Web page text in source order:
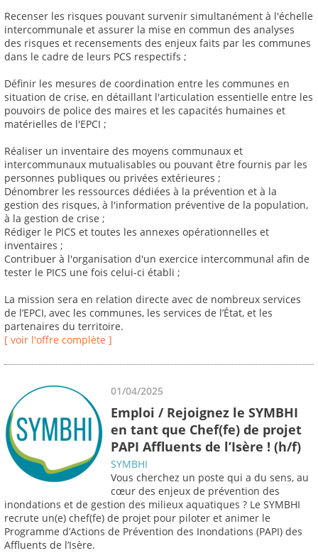
Recenser les risques pouvant survenir simultanément à l'échelle
intercommunale et assurer la mise en commun des analyses
des risques et recensements des enjeux faits par les communes
dans le cadre de leurs PCS respectifs ;
Définir les mesures de coordination entre les communes en
situation de crise, en détaillant l'articulation essentielle entre les
pouvoirs de police des maires et les capacités humaines et
matérielles de l'EPCI ;
Réaliser un inventaire des moyens communaux et
intercommunaux mutualisables ou pouvant être fournis par les
personnes publiques ou privées extérieures ;
Dénombrer les ressources dédiées à la prévention et à la
gestion des risques, à l'information préventive de la population,
à la gestion de crise ;
Rédiger le PICS et toutes les annexes opérationnelles et
inventaires ;
Contribuer à l'organisation d'un exercice intercommunal afin de
tester le PICS une fois celui-ci établi ;
La mission sera en relation directe avec de nombreux services
de l’EPCI, avec les communes, les services de l’État, et les
partenaires du territoire.
[ voir l'offre complète ]
01/04/2025
Emploi / Rejoignez le SYMBHI
en tant que Chef(fe) de projet
PAPI Affluents de l’Isère ! (h/f)
SYMBHI
Vous cherchez un poste qui a du sens, au
cœur des enjeux de prévention des
inondations et de gestion des milieux aquatiques ? Le SYMBHI
recrute un(e) chef(fe) de projet pour piloter et animer le
Programme d’Actions de Prévention des Inondations (PAPI) des
Affluents de l’Isère.